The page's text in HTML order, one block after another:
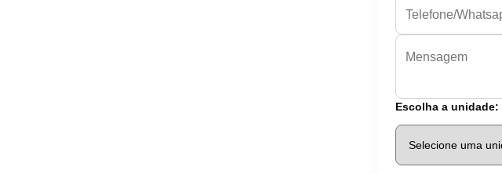
Escolha a unidade: